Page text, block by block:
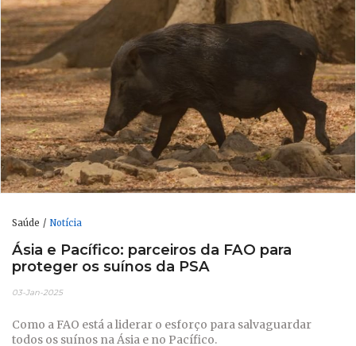
Saúde Notícia
Ásia e Pacífico: parceiros da FAO para
proteger os suínos da PSA
03-Jan-2025
Como a FAO está a liderar o esforço para salvaguardar
todos os suínos na Ásia e no Pacífico.